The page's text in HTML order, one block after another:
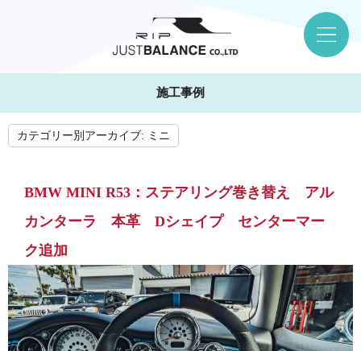
施工事例
カテゴリー別アーカイブ: ミニ
BMW MINI R53：ステアリング巻き替え アル
カンターラ 本革 Dシェイプ センターマー
ク追加